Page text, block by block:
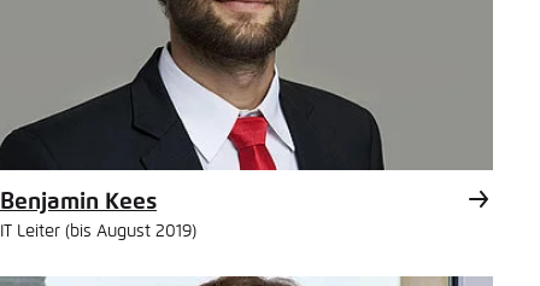
Benjamin Kees
IT Leiter (bis August 2019)